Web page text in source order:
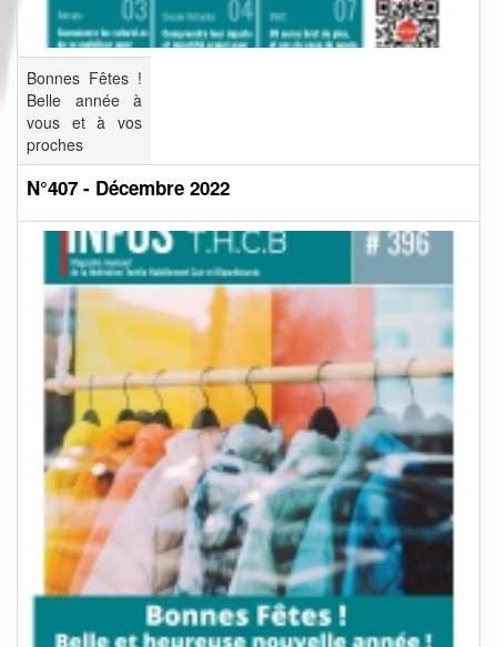
Bonnes Fêtes !
Belle année à
vous et à vos
proches
N°407 - Décembre 2022